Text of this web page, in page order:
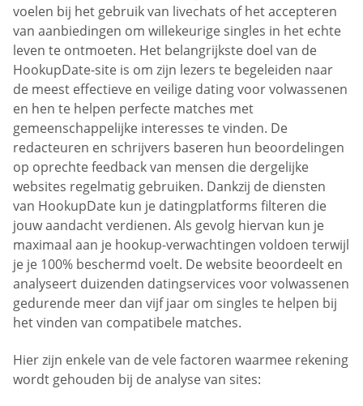
voelen bij het gebruik van livechats of het accepteren
van aanbiedingen om willekeurige singles in het echte
leven te ontmoeten. Het belangrijkste doel van de
HookupDate-site is om zijn lezers te begeleiden naar
de meest effectieve en veilige dating voor volwassenen
en hen te helpen perfecte matches met
gemeenschappelijke interesses te vinden. De
redacteuren en schrijvers baseren hun beoordelingen
op oprechte feedback van mensen die dergelijke
websites regelmatig gebruiken. Dankzij de diensten
van HookupDate kun je datingplatforms filteren die
jouw aandacht verdienen. Als gevolg hiervan kun je
maximaal aan je hookup-verwachtingen voldoen terwijl
je je 100% beschermd voelt. De website beoordeelt en
analyseert duizenden datingservices voor volwassenen
gedurende meer dan vijf jaar om singles te helpen bij
het vinden van compatibele matches.
Hier zijn enkele van de vele factoren waarmee rekening
wordt gehouden bij de analyse van sites: